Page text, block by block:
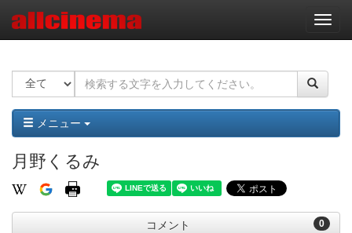
ナ
ビ
ー
ョ
ン
メニュー
月野くるみ
0
コメント